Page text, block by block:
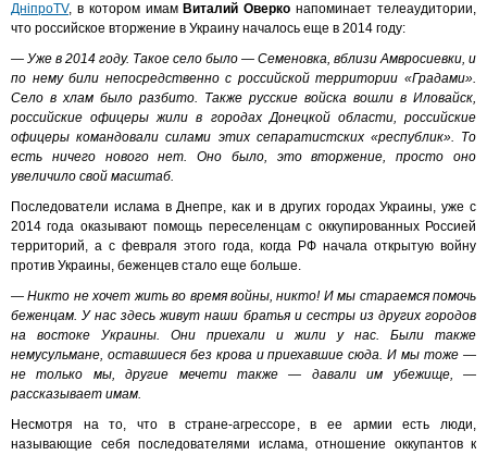
ДніпроTV, в котором имам Виталий Оверко напоминает телеаудитории,
что российское вторжение в Украину началось еще в 2014 году:
— Уже в 2014 году. Такое село было — Семеновка, вблизи Амвросиевки, и
по нему били непосредственно с российской территории «Градами».
Село в хлам было разбито. Также русские войска вошли в Иловайск,
российские офицеры жили в городах Донецкой области, российские
офицеры командовали силами этих сепаратистских «республик». То
есть ничего нового нет. Оно было, это вторжение, просто оно
увеличило свой масштаб.
Последователи ислама в Днепре, как и в других городах Украины, уже с
2014 года оказывают помощь переселенцам с оккупированных Россией
территорий, а с февраля этого года, когда РФ начала открытую войну
против Украины, беженцев стало еще больше.
— Никто не хочет жить во время войны, никто! И мы стараемся помочь
беженцам. У нас здесь живут наши братья и сестры из других городов
на востоке Украины. Они приехали и жили у нас. Были также
немусульмане, оставшиеся без крова и приехавшие сюда. И мы тоже —
не только мы, другие мечети также — давали им убежище, —
рассказывает имам.
Несмотря на то, что в стране-агрессоре, в ее армии есть люди,
называющие себя последователями ислама, отношение оккупантов к